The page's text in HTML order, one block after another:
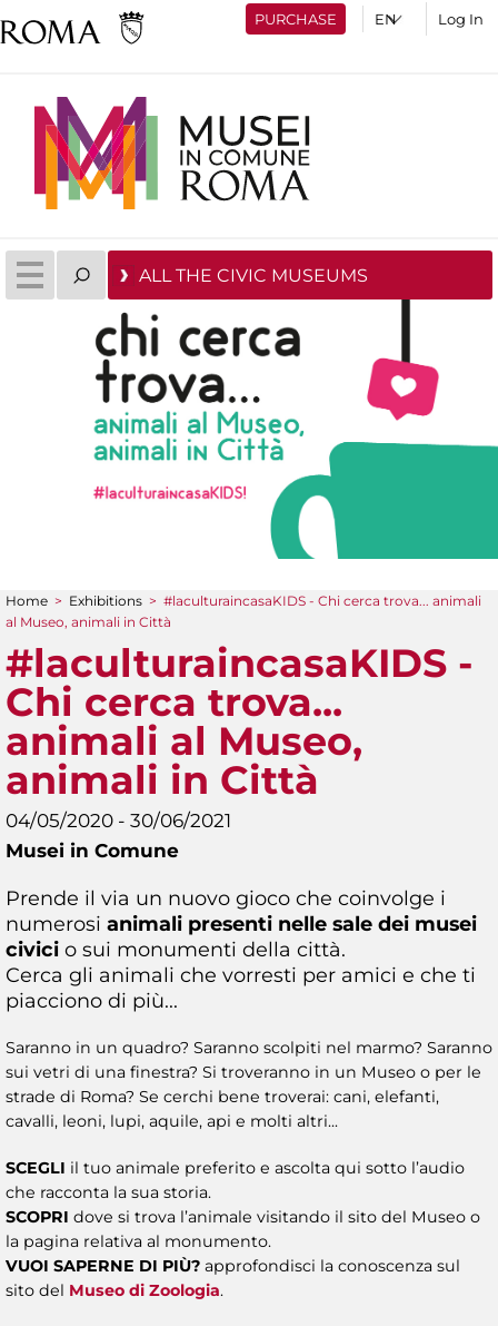
PURCHASE Log In
ALL THE CIVIC MUSEUMS
You are here
Home > Exhibitions > #laculturaincasaKIDS - Chi cerca trova... animali
al Museo, animali in Città
#laculturaincasaKIDS -
Chi cerca trova...
animali al Museo,
animali in Città
04/05/2020 - 30/06/2021
Musei in Comune
Prende il via un nuovo gioco che coinvolge i
numerosi animali presenti nelle sale dei musei
civici o sui monumenti della città.
Cerca gli animali che vorresti per amici e che ti
piacciono di più...
Saranno in un quadro? Saranno scolpiti nel marmo? Saranno
sui vetri di una finestra? Si troveranno in un Museo o per le
strade di Roma? Se cerchi bene troverai: cani, elefanti,
cavalli, leoni, lupi, aquile, api e molti altri...
SCEGLI il tuo animale preferito e ascolta qui sotto l’audio
che racconta la sua storia.
SCOPRI dove si trova l’animale visitando il sito del Museo o
la pagina relativa al monumento.
VUOI SAPERNE DI PIÙ? approfondisci la conoscenza sul
sito del Museo di Zoologia.